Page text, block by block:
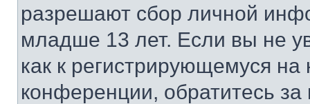
разрешают сбор личной
младше 13 лет. Если вы не
как к регистрирующемуся
конференции, обратитесь